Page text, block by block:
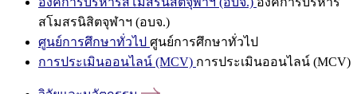
สโมสรนิสิตจุฬาฯ (อบจ.)
ศูนย์การศึกษาทั่วไป ศูนย์การศึกษาทั่วไป
การประเมินออนไลน์ (MCV) การประเมินออนไลน์ (MCV)